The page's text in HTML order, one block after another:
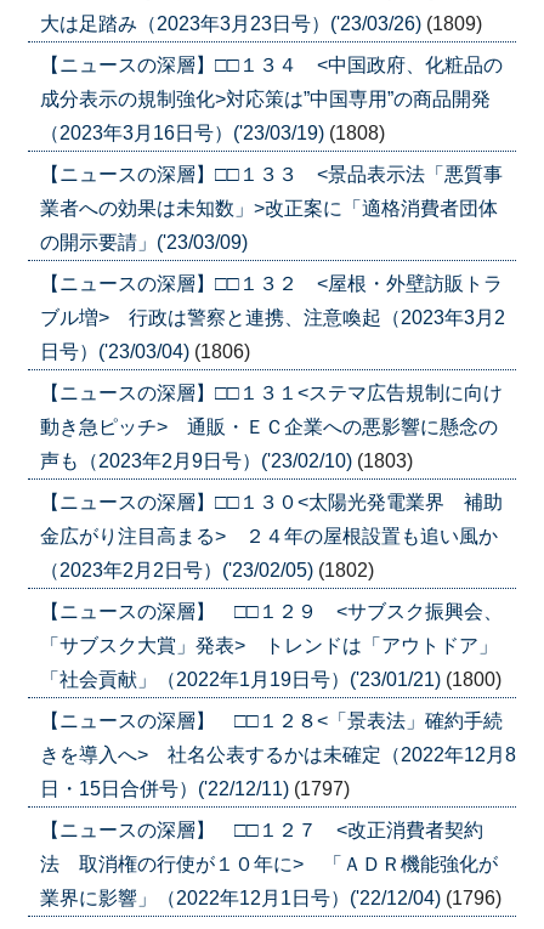
大は足踏み（2023年3月23日号）('23/03/26) (1809)
【ニュースの深層】□□１３４ <中国政府、化粧品の
成分表示の規制強化>対応策は”中国専用”の商品開発
（2023年3月16日号）('23/03/19) (1808)
【ニュースの深層】□□１３３ <景品表示法「悪質事
業者への効果は未知数」>改正案に「適格消費者団体
の開示要請」('23/03/09)
【ニュースの深層】□□１３２ <屋根・外壁訪販トラ
ブル増> 行政は警察と連携、注意喚起（2023年3月2
日号）('23/03/04) (1806)
【ニュースの深層】□□１３１<ステマ広告規制に向け
動き急ピッチ> 通販・ＥＣ企業への悪影響に懸念の
声も（2023年2月9日号）('23/02/10) (1803)
【ニュースの深層】□□１３０<太陽光発電業界 補助
金広がり注目高まる> ２４年の屋根設置も追い風か
（2023年2月2日号）('23/02/05) (1802)
【ニュースの深層】 □□１２９ <サブスク振興会、
「サブスク大賞」発表> トレンドは「アウトドア」
「社会貢献」（2022年1月19日号）('23/01/21) (1800)
【ニュースの深層】 □□１２８<「景表法」確約手続
きを導入へ> 社名公表するかは未確定（2022年12月8
日・15日合併号）('22/12/11) (1797)
【ニュースの深層】 □□１２７ <改正消費者契約
法 取消権の行使が１０年に> 「ＡＤＲ機能強化が
業界に影響」（2022年12月1日号）('22/12/04) (1796)